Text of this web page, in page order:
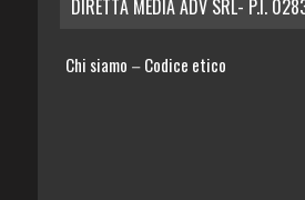
DIRETTA MEDIA ADV SRL- P.I.
Chi siamo – Codice etico